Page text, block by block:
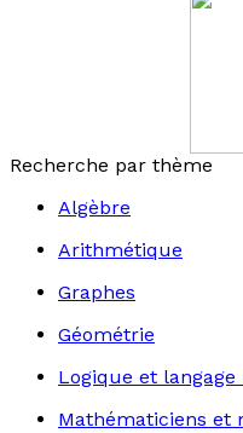
Recherche par thème
Algèbre
Arithmétique
Graphes
Géométrie
Logique et
Mathématiciens et